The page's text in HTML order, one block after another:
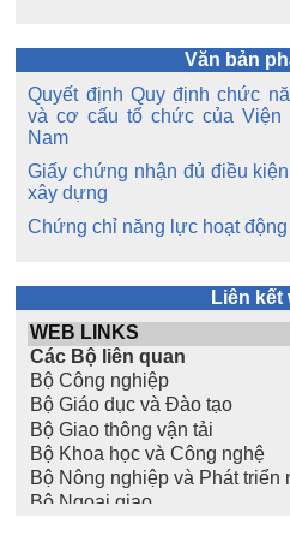
Văn bản
Quyết định Quy định chức
và cơ cấu tổ chức của Viện
Nam
Giấy chứng nhận đủ điều
xây dựng
Chứng chỉ năng lực hoạt
Liên kết